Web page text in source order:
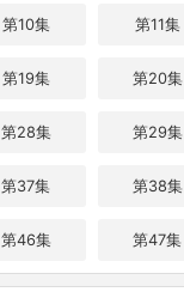
第10集 第11集
第19集 第20集
第28集 第29集
第37集 第38集
第46集 第47集